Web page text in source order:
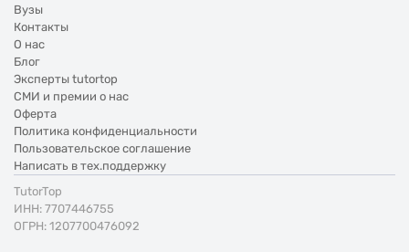
Вузы
Контакты
О нас
Блог
Эксперты tutortop
СМИ и премии о нас
Оферта
Политика конфиденциальности
Пользовательское соглашение
Написать в тех.поддержку
TutorTop
ИНН: 7707446755
ОГРН: 1207700476092